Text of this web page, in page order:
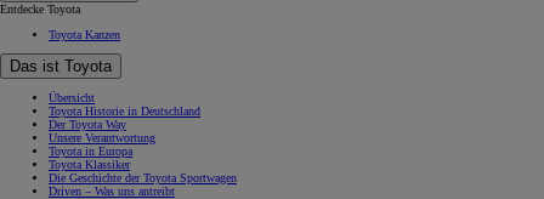
Entdecke Toyota
Toyota Kanzen
Das ist Toyota
Übersicht
Toyota Historie in Deutschland
Der Toyota Way
Unsere Verantwortung
Toyota in Europa
Toyota Klassiker
Die Geschichte der Toyota Sportwagen
Driven – Was uns antreibt